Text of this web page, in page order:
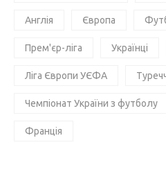
Англія Європа
Прем'єр-ліга Українці
Ліга Європи УЄФА
Чемпіонат України з футболу
Франція